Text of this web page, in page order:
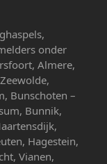
onder
Almere,
Bunschoten –
Bunnik,
Hagestein,
Vianen,